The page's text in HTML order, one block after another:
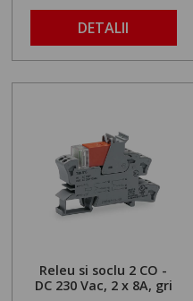
DETALII
Releu si soclu 2 CO -
DC 230 Vac, 2 x 8A, gri